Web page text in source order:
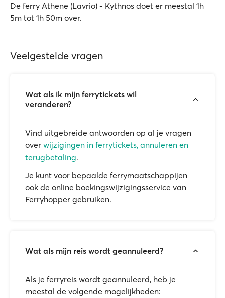
De ferry Athene (Lavrio) - Kythnos doet er meestal 1h
5m tot 1h 50m over.
Veelgestelde vragen
Wat als ik mijn ferrytickets wil
veranderen?
Vind uitgebreide antwoorden op al je vragen
over wijzigingen in ferrytickets, annuleren en
terugbetaling.
Je kunt voor bepaalde ferrymaatschappijen
ook de online boekingswijzigingsservice van
Ferryhopper gebruiken.
Wat als mijn reis wordt geannuleerd?
Als je ferryreis wordt geannuleerd, heb je
meestal de volgende mogelijkheden: